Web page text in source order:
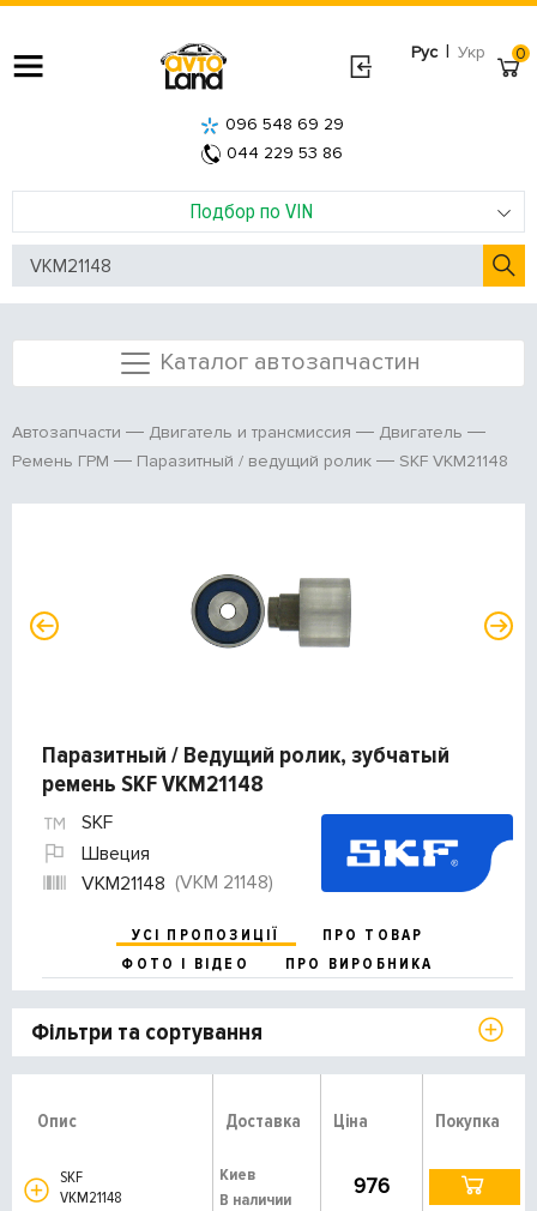
Рус | Укр
Подбор по VIN
096 548 69 29
044 229 53 86
0
Каталог автозапчастин
Автозапчасти Двигатель и трансмиссия
Двигатель
Ремень ГРМ
Паразитный / ведущий ролик SKF VKM21148
Паразитный / Ведущий ролик, зубчатый
ремень SKF VKM21148
SKF
Швеция
VKM21148 (VKM 21148)
УСІ ПРОПОЗИЦІЇ
ПРО ТОВАР
ФОТО І ВІДЕО
ПРО ВИРОБНИКА
Фільтри та сортування
Опис Доставка Ціна Покупка
SKF
VKM21148
Киев
В наличии
976